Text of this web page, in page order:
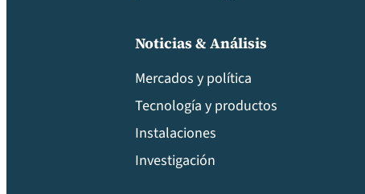
Noticias & Análisis
Mercados y política
Tecnología y productos
Instalaciones
Investigación